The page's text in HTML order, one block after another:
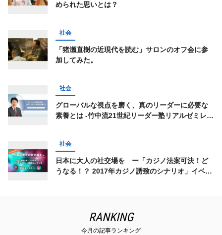
められた思いとは？
社会
「猪瀬直樹の近現代を読む」サロンのオフ会に参
加してみた。
社会
グローバルな視点を磨く、真のリーダーに必要な
素養とは -竹中流21世紀リーダー塾リアルゼミレポ
社会
日本に大人の社交場を ー「カジノ法案可決！ど
うなる！？ 2017年カジノ誘致のシナリオ」イベン
RANKING
今月の記事ランキング